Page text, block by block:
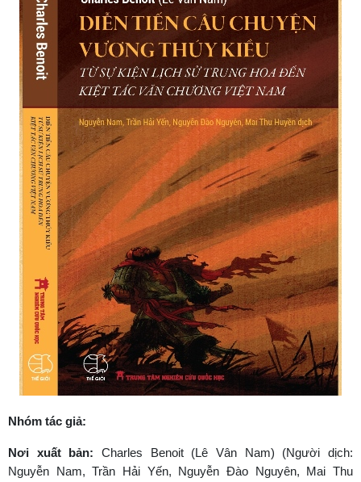
Nhóm tác giả:
Nơi xuất bản: Charles Benoit (Lê Vân Nam) (Người dịch:
Nguyễn Nam, Trần Hải Yến, Nguyễn Đào Nguyên, Mai Thu